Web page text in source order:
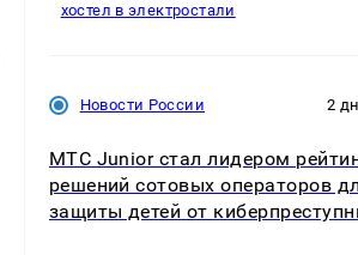
хостел в электростали
Новости России 2
МТС Junior стал лидером
решений сотовых операторов
защиты детей от